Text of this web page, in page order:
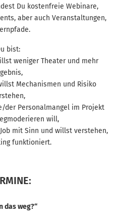
Du kostenfreie Webinare,
aber auch Veranstaltungen,
bist:
weniger Theater und mehr
Mechanismen und Risiko
der Personalmangel im Projekt
will,
mit Sinn und willst verstehen,
funktioniert.
das weg?“